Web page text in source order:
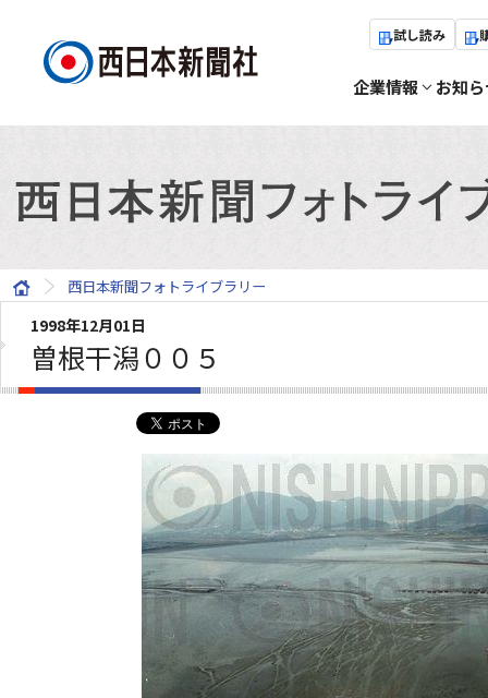
試し読み
企業情報 お知
西日本新聞フォトライブラリー
1998年12月01日
曽根干潟００５